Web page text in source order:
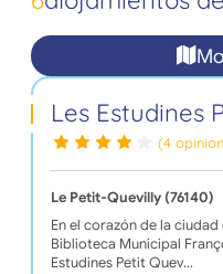
Les Estudines
(4
Le Petit-Quevilly (76140)
En el corazón de la
Biblioteca Municipal
Estudines Petit Quev…